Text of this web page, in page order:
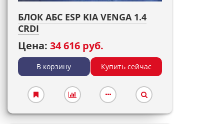
БЛОК АБС ESP KIA VENGA 1.4
CRDI
Цена: 34 616 руб.
В корзину Купить сейчас